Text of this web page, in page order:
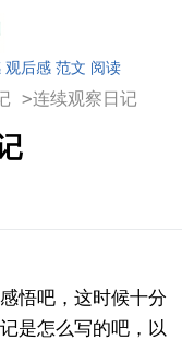
观后感 范文 阅读
>连续观察日记
悟吧，这时候十分
是怎么写的吧，以